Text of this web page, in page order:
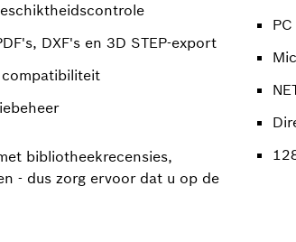
DXF's en 3D STEP-export
bibliotheekrecensies,
- dus zorg ervoor dat u op de